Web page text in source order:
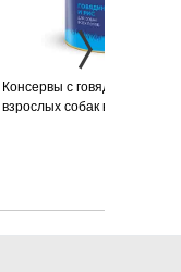
Консервы с говядиной и
взрослых собак всех пород